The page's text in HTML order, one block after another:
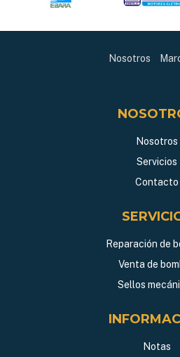
Nosotros
Nosotros
Servicios
Contacto
Reparación de
Venta de
Sellos
Notas